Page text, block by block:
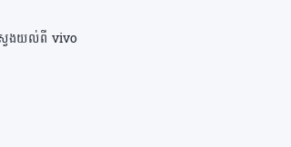
ែងយល់ពី vivo